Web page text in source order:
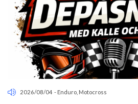
2026/08/04 - Enduro Motocross